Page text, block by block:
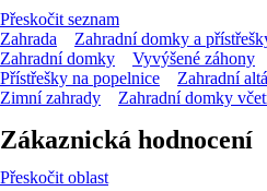
Přeskočit seznam
Zahrada
Zahradní domky a
Zahradní domky
Vyvýšené záhony
Přístřešky na popelnice
Zahradní
Zimní zahrady
Zahradní domky
Zákaznická hodnocení
Přeskočit oblast